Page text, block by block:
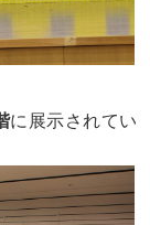
に展示されてい